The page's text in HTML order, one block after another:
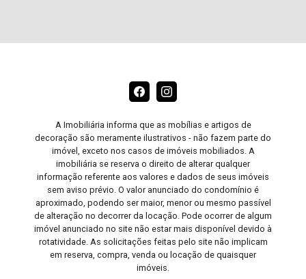
A Imobiliária informa que as mobílias e artigos de
decoração são meramente ilustrativos - não fazem parte do
imóvel, exceto nos casos de imóveis mobiliados. A
imobiliária se reserva o direito de alterar qualquer
informação referente aos valores e dados de seus imóveis
sem aviso prévio. O valor anunciado do condomínio é
aproximado, podendo ser maior, menor ou mesmo passível
de alteração no decorrer da locação. Pode ocorrer de algum
imóvel anunciado no site não estar mais disponível devido à
rotatividade. As solicitações feitas pelo site não implicam
em reserva, compra, venda ou locação de quaisquer
imóveis.